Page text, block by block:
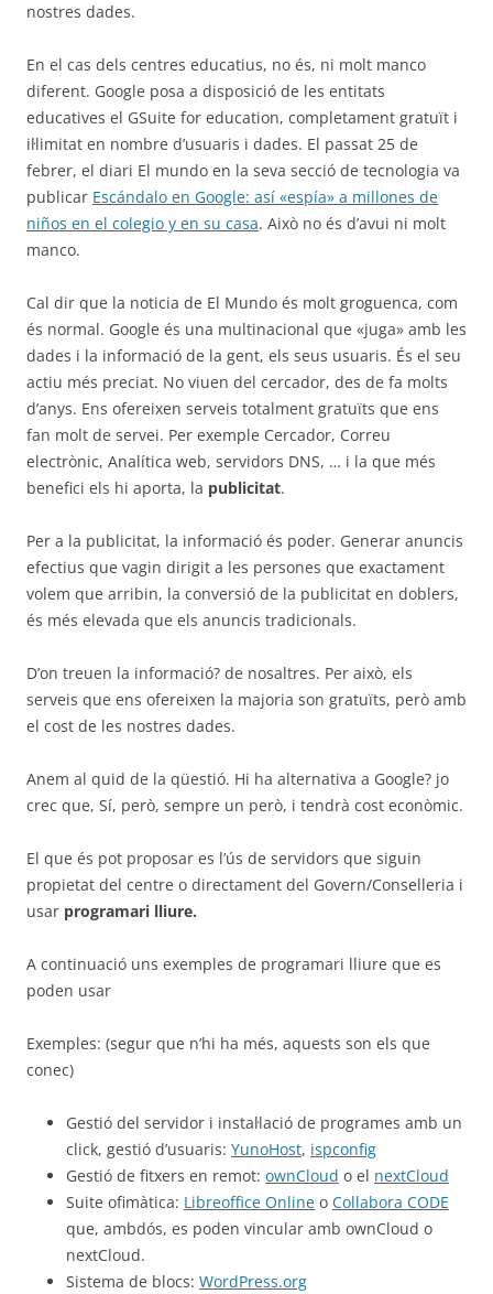
nostres dades.
En el cas dels centres educatius, no és, ni molt manco
diferent. Google posa a disposició de les entitats
educatives el GSuite for education, completament gratuït i
il·limitat en nombre d’usuaris i dades. El passat 25 de
febrer, el diari El mundo en la seva secció de tecnologia va
publicar Escándalo en Google: así «espía» a millones de
niños en el colegio y en su casa. Això no és d’avui ni molt
manco.
Cal dir que la noticia de El Mundo és molt groguenca, com
és normal. Google és una multinacional que «juga» amb les
dades i la informació de la gent, els seus usuaris. És el seu
actiu més preciat. No viuen del cercador, des de fa molts
d’anys. Ens ofereixen serveis totalment gratuïts que ens
fan molt de servei. Per exemple Cercador, Correu
electrònic, Analítica web, servidors DNS, … i la que més
benefici els hi aporta, la publicitat.
Per a la publicitat, la informació és poder. Generar anuncis
efectius que vagin dirigit a les persones que exactament
volem que arribin, la conversió de la publicitat en doblers,
és més elevada que els anuncis tradicionals.
D’on treuen la informació? de nosaltres. Per això, els
serveis que ens ofereixen la majoria son gratuïts, però amb
el cost de les nostres dades.
Anem al quid de la qüestió. Hi ha alternativa a Google? jo
crec que, Sí, però, sempre un però, i tendrà cost econòmic.
El que és pot proposar es l’ús de servidors que siguin
propietat del centre o directament del Govern/Conselleria i
usar programari lliure.
A continuació uns exemples de programari lliure que es
poden usar
Exemples: (segur que n’hi ha més, aquests son els que
conec)
Gestió del servidor i instal·lació de programes amb un
click, gestió d’usuaris: YunoHost, ispconfig
Gestió de fitxers en remot: ownCloud o el nextCloud
Suite ofimàtica: Libreoffice Online o Collabora CODE
que, ambdós, es poden vincular amb ownCloud o
nextCloud.
Sistema de blocs: WordPress.org